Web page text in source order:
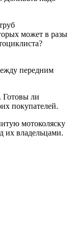
может в разы
передним
Готовы ли
покупателей.
мотоколяску
их владельцами.